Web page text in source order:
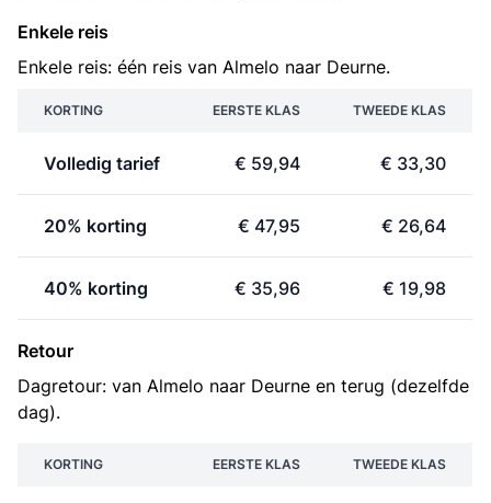
Enkele reis
Enkele reis: één reis van Almelo naar Deurne.
KORTING EERSTE KLAS TWEEDE KLAS
Volledig tarief € 59,94 € 33,30
20% korting € 47,95 € 26,64
40% korting € 35,96 € 19,98
Retour
Dagretour: van Almelo naar Deurne en terug (dezelfde
dag).
KORTING EERSTE KLAS TWEEDE KLAS